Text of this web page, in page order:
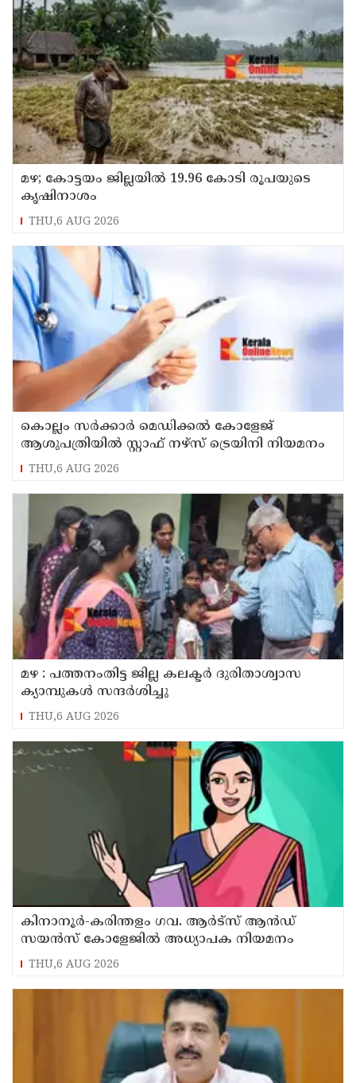
മഴ; കോട്ടയം ജില്ലയിൽ 19.96 കോടി രൂപയുടെ
കൃഷിനാശം
THU,6 AUG 2026
കൊല്ലം സർക്കാർ മെഡിക്കൽ കോളേജ്
ആശുപത്രിയിൽ സ്റ്റാഫ് നഴ്‌സ് ട്രെയിനി നിയമനം
THU,6 AUG 2026
മഴ : പത്തനംതിട്ട ജില്ല കലക്ടർ ദുരിതാശ്വാസ
ക്യാമ്പുകൾ സന്ദർശിച്ചു
THU,6 AUG 2026
കിനാനൂർ-കരിന്തളം ഗവ. ആർട്‌സ് ആൻഡ്
സയൻസ് കോളേജിൽ അധ്യാപക നിയമനം
THU,6 AUG 2026